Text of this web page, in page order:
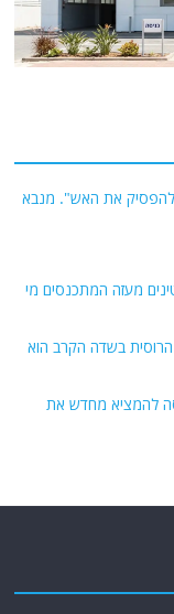
להפסיק את האש". מנבא
מעזה המתכנסים מי
בשדה הקרב הוא
להמציא מחדש את